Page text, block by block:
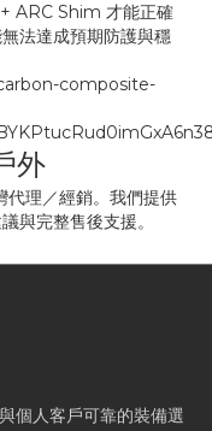
ARC Shim 才能正確
法達成預期防護與穩
composite-
外
代理／經銷。我們提供
與完整售後支援。
個人客戶可靠的裝備選